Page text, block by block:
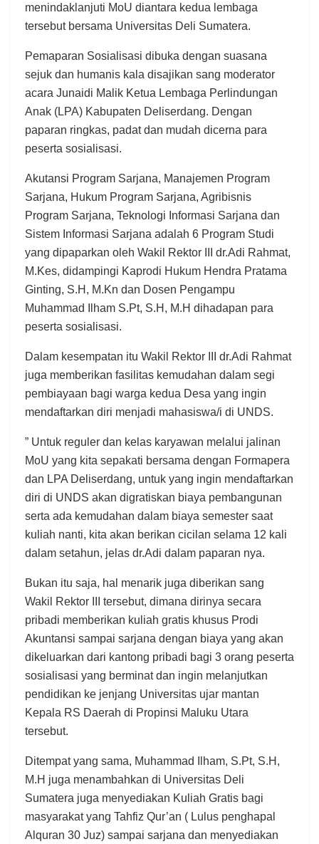
menindaklanjuti MoU diantara kedua lembaga
tersebut bersama Universitas Deli Sumatera.
Pemaparan Sosialisasi dibuka dengan suasana
sejuk dan humanis kala disajikan sang moderator
acara Junaidi Malik Ketua Lembaga Perlindungan
Anak (LPA) Kabupaten Deliserdang. Dengan
paparan ringkas, padat dan mudah dicerna para
peserta sosialisasi.
Akutansi Program Sarjana, Manajemen Program
Sarjana, Hukum Program Sarjana, Agribisnis
Program Sarjana, Teknologi Informasi Sarjana dan
Sistem Informasi Sarjana adalah 6 Program Studi
yang dipaparkan oleh Wakil Rektor III dr.Adi Rahmat,
M.Kes, didampingi Kaprodi Hukum Hendra Pratama
Ginting, S.H, M.Kn dan Dosen Pengampu
Muhammad Ilham S.Pt, S.H, M.H dihadapan para
peserta sosialisasi.
Dalam kesempatan itu Wakil Rektor III dr.Adi Rahmat
juga memberikan fasilitas kemudahan dalam segi
pembiayaan bagi warga kedua Desa yang ingin
mendaftarkan diri menjadi mahasiswa/i di UNDS.
” Untuk reguler dan kelas karyawan melalui jalinan
MoU yang kita sepakati bersama dengan Formapera
dan LPA Deliserdang, untuk yang ingin mendaftarkan
diri di UNDS akan digratiskan biaya pembangunan
serta ada kemudahan dalam biaya semester saat
kuliah nanti, kita akan berikan cicilan selama 12 kali
dalam setahun, jelas dr.Adi dalam paparan nya.
Bukan itu saja, hal menarik juga diberikan sang
Wakil Rektor III tersebut, dimana dirinya secara
pribadi memberikan kuliah gratis khusus Prodi
Akuntansi sampai sarjana dengan biaya yang akan
dikeluarkan dari kantong pribadi bagi 3 orang peserta
sosialisasi yang berminat dan ingin melanjutkan
pendidikan ke jenjang Universitas ujar mantan
Kepala RS Daerah di Propinsi Maluku Utara
tersebut.
Ditempat yang sama, Muhammad Ilham, S.Pt, S.H,
M.H juga menambahkan di Universitas Deli
Sumatera juga menyediakan Kuliah Gratis bagi
masyarakat yang Tahfiz Qur’an ( Lulus penghapal
Alquran 30 Juz) sampai sarjana dan menyediakan